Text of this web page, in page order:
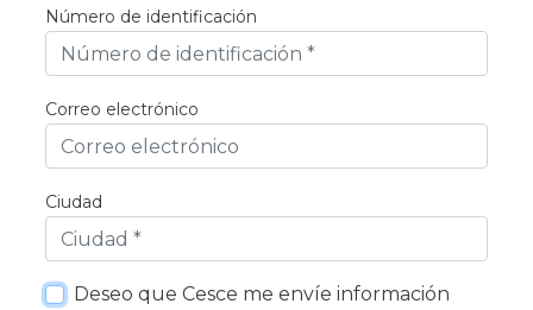
Número de identificación
Correo electrónico
Ciudad
Deseo que Cesce me envíe información